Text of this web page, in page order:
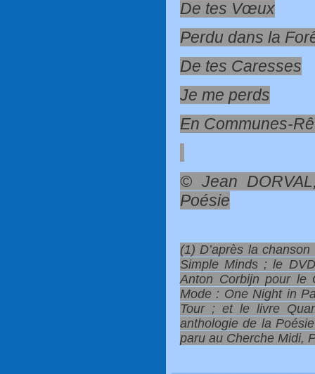
De tes Vœux
Perdu dans la
De tes Caresses
Je me perds
En Communes-
© Jean
Poésie
(1) D’après la
Simple Minds ; le
Anton Corbijn pour le
Mode : One Night in
Tour ; et le livre
anthologie de la
paru au Cherche Midi,